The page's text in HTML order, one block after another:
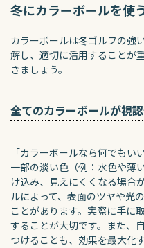
冬にカラーボールを使
カラーボールは冬ゴルフの強
解し、適切に活用することが
きましょう。
全てのカラーボールが視
「カラーボールなら何でもい
一部の淡い色（例：水色や薄
け込み、見えにくくなる場合
ルによって、表面のツヤや光
ことがあります。実際に手に
することが大切です。また、
つけることも、効果を最大化